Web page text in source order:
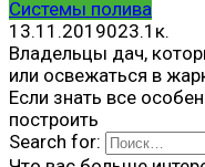
Системы полива
13.11.2019023.1к.
Владельцы дач,
или освежаться в
Если знать все
построить
Search for: